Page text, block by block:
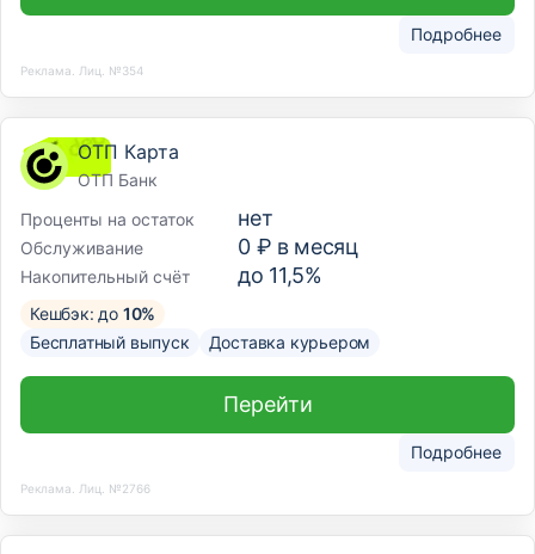
Подробнее
Реклама. Лиц. №354
ОТП Карта
ОТП Банк
Проценты на остаток
нет
Обслуживание 0 ₽ в месяц
Накопительный счёт до 11,5%
Кешбэк: до 10%
Бесплатный выпуск
Доставка курьером
Подробнее
Перейти
Реклама. Лиц. №2766